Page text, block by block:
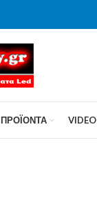
ΠΡΟΪΌΝΤΑ VIDEO